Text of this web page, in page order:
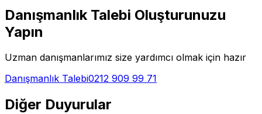
Danışmanlık Talebi Oluşturunuzu
Yapın
Uzman danışmanlarımız size yardımcı olmak için hazır
Danışmanlık Talebi0212 909 99 71
Diğer Duyurular